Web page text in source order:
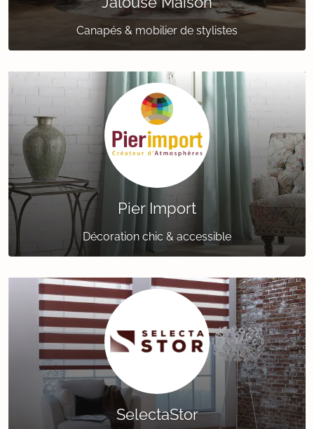
Canapés & mobilier de stylistes
Pier Import
Décoration chic & accessible
SelectaStor